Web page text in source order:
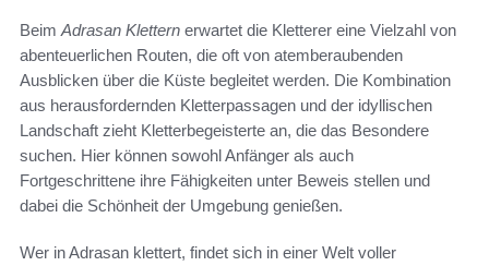
Beim Adrasan Klettern erwartet die Kletterer eine Vielzahl von
abenteuerlichen Routen, die oft von atemberaubenden
Ausblicken über die Küste begleitet werden. Die Kombination
aus herausfordernden Kletterpassagen und der idyllischen
Landschaft zieht Kletterbegeisterte an, die das Besondere
suchen. Hier können sowohl Anfänger als auch
Fortgeschrittene ihre Fähigkeiten unter Beweis stellen und
dabei die Schönheit der Umgebung genießen.
Wer in Adrasan klettert, findet sich in einer Welt voller